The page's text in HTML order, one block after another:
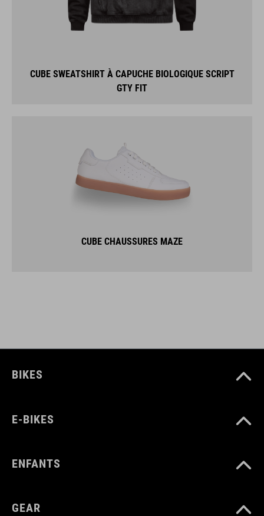
CUBE SWEATSHIRT À CAPUCHE BIOLOGIQUE SCRIPT
GTY FIT
CUBE CHAUSSURES MAZE
BIKES
E-BIKES
ENFANTS
GEAR